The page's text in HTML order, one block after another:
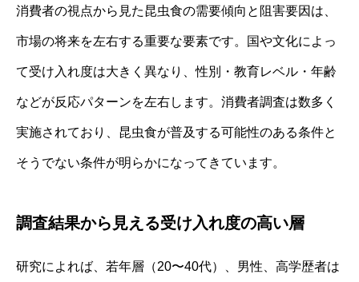
消費者の視点から見た昆虫食の需要傾向と阻害要因は、
市場の将来を左右する重要な要素です。国や文化によっ
て受け入れ度は大きく異なり、性別・教育レベル・年齢
などが反応パターンを左右します。消費者調査は数多く
実施されており、昆虫食が普及する可能性のある条件と
そうでない条件が明らかになってきています。
調査結果から見える受け入れ度の高い層
研究によれば、若年層（20〜40代）、男性、高学歴者は